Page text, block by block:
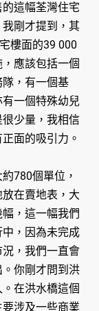
這幅荃灣住宅
剛才提到，其
樓面的39 000
應該包括一個
，有一個基
一個特殊幼兒
少量，我相信
面的吸引力。
780個單位，
在賣地表，大
，這一幅我們
，因為未完成
，我們一直會
你剛才問到洪
在洪水橋這個
涉及一些商業